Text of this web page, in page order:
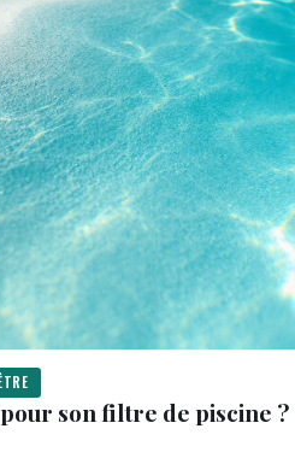
son filtre de piscine ?